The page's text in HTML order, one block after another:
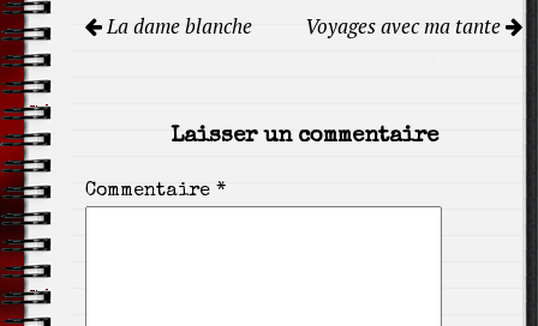
deLa dame blanche Voyages avec ma tante
Laisser un commentaire
Commentaire *